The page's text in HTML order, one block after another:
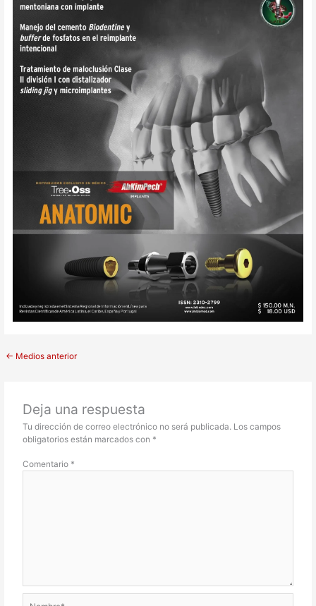
← Medios anterior
Deja una respuesta
Tu dirección de correo electrónico no será publicada. Los campos
obligatorios están marcados con *
Comentario *